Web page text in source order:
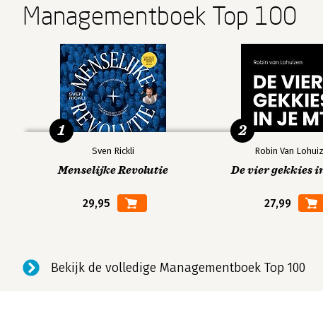
Managementboek Top 100
Sven Rickli
Menselijke Revolutie
29,95
1
Robin Van
De vier gekkies
27,99
2
Bekijk de volledige Managementboek Top 100